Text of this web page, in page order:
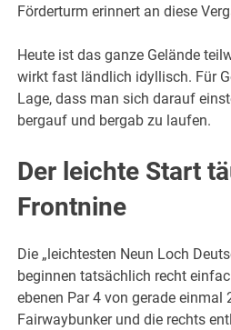
Förderturm erinnert an diese
Heute ist das ganze Gelände
wirkt fast ländlich idyllisch. Für
Lage, dass man sich darauf
bergauf und bergab zu laufen.
Der leichte Start
Frontnine
Die „leichtesten Neun Loch
beginnen tatsächlich recht
ebenen Par 4 von gerade einmal
Fairwaybunker und die rechts